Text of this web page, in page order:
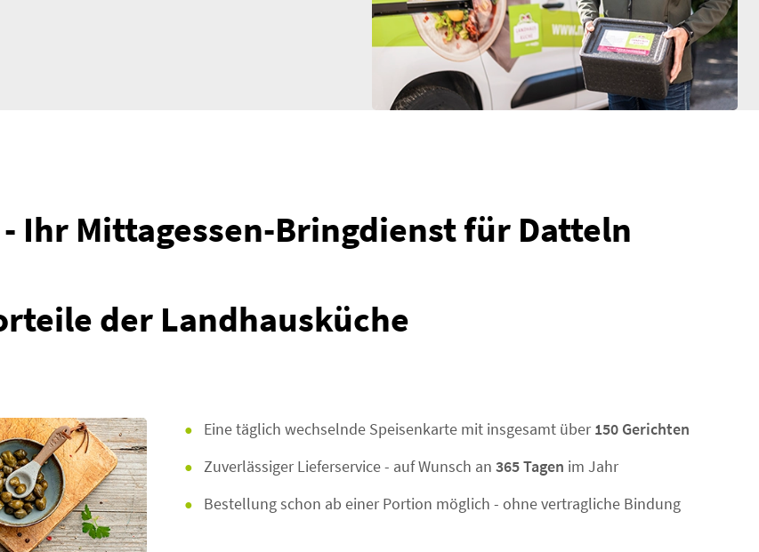
.
Ihr Mittagessen-Bringdienst für Datteln
der Landhausküche
Eine täglich wechselnde Speisenkarte mit insgesamt über150 Gerichten
Zuverlässiger Lieferservice - auf Wunsch an 365 Tagen im Jahr
Bestellung schon ab einer Portion möglich - ohne vertragliche Bindung